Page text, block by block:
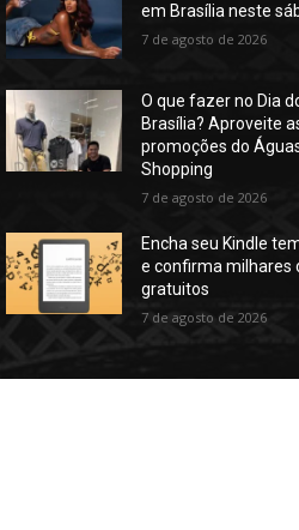
em Brasília neste
7 de agosto de 2026
O que fazer no Dia
Brasília? Aproveite
promoções do
Shopping
7 de agosto de 2026
Encha seu Kindle
e confirma milhares
gratuitos
7 de agosto de 2026